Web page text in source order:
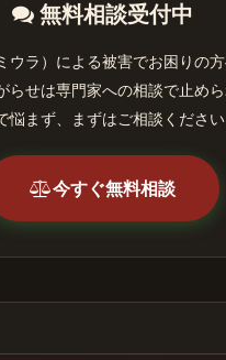
無料相談受付中
ウラ）による被害でお困りの方
せは専門家への相談で止めら
悩まず、まずはご相談ください
今すぐ無料相談